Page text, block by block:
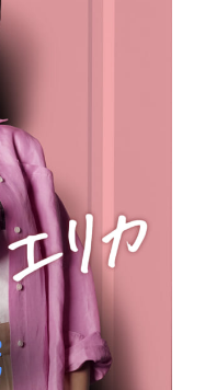
そ幸せにし
功は2組、新
、選んだの
越しの復縁
それぞれ違う
かあき、新た